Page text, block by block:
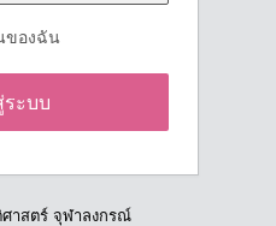
ของฉัน
าสตร์ จุฬาลงกรณ์